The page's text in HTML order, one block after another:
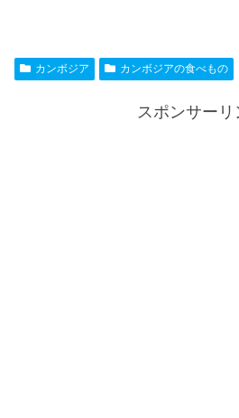
カンボジア カンボジアの食べもの
スポンサーリ